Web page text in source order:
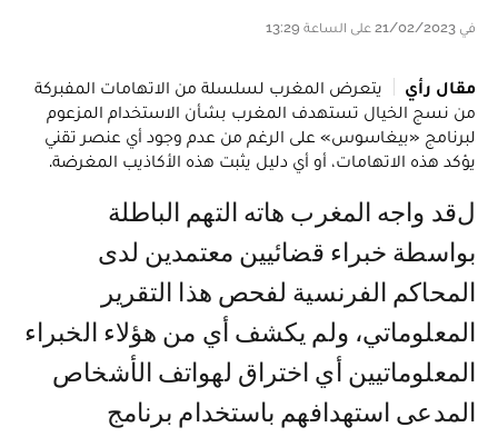
في 21/02/2023 على الساعة 13:29
مقال رأي
يتعرض المغرب لسلسلة من الاتهامات المفبركة
من نسج الخيال تستهدف المغرب بشأن الاستخدام المزعوم
لبرنامج «بيغاسوس» على الرغم من عدم وجود أي عنصر تقني
يؤكد هذه الاتهامات، أو أي دليل يثبت هذه الأكاذيب المغرضة.
لقد واجه المغرب هاته التهم الباطلة
بواسطة خبراء قضائيين معتمدين لدى
المحاكم الفرنسية لفحص هذا التقرير
المعلوماتي، ولم يكشف أي من هؤلاء الخبراء
المعلوماتيين أي اختراق لهواتف الأشخاص
المدعى استهدافهم باستخدام برنامج